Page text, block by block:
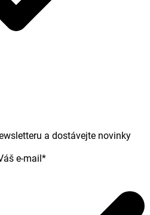
a dostávejte novinky
e-mail *